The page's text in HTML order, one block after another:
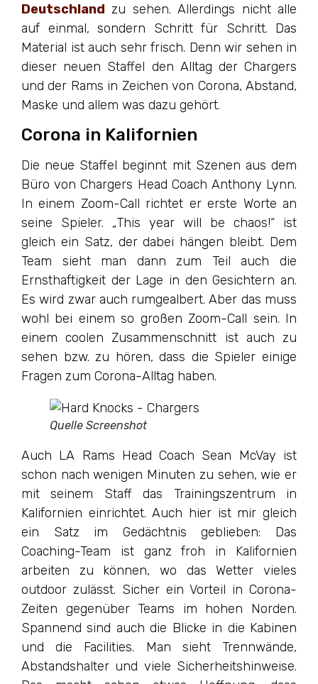
Deutschland zu sehen. Allerdings nicht alle
auf einmal, sondern Schritt für Schritt. Das
Material ist auch sehr frisch. Denn wir sehen in
dieser neuen Staffel den Alltag der Chargers
und der Rams in Zeichen von Corona, Abstand,
Maske und allem was dazu gehört.
Corona in Kalifornien
Die neue Staffel beginnt mit Szenen aus dem
Büro von Chargers Head Coach Anthony Lynn.
In einem Zoom-Call richtet er erste Worte an
seine Spieler. „This year will be chaos!“ ist
gleich ein Satz, der dabei hängen bleibt. Dem
Team sieht man dann zum Teil auch die
Ernsthaftigkeit der Lage in den Gesichtern an.
Es wird zwar auch rumgealbert. Aber das muss
wohl bei einem so großen Zoom-Call sein. In
einem coolen Zusammenschnitt ist auch zu
sehen bzw. zu hören, dass die Spieler einige
Fragen zum Corona-Alltag haben.
Quelle Screenshot
Auch LA Rams Head Coach Sean McVay ist
schon nach wenigen Minuten zu sehen, wie er
mit seinem Staff das Trainingszentrum in
Kalifornien einrichtet. Auch hier ist mir gleich
ein Satz im Gedächtnis geblieben: Das
Coaching-Team ist ganz froh in Kalifornien
arbeiten zu können, wo das Wetter vieles
outdoor zulässt. Sicher ein Vorteil in Corona-
Zeiten gegenüber Teams im hohen Norden.
Spannend sind auch die Blicke in die Kabinen
und die Facilities. Man sieht Trennwände,
Abstandshalter und viele Sicherheitshinweise.